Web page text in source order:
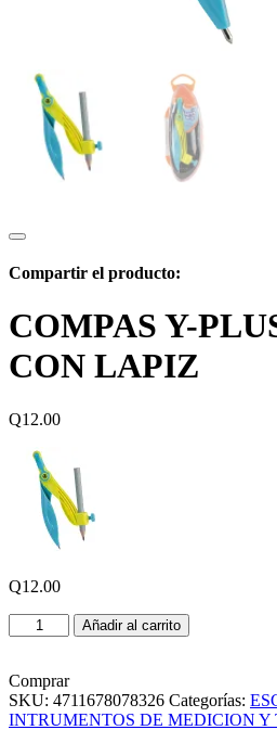
Compartir el producto:
COMPAS Y-
CON LAPIZ
Q12.00
Q12.00
COMPAS
Y-
PLASTICO
CON
LAPIZ
Añadir al carrito
Comprar
SKU: 4711678078326 Categorías:
INTRUMENTOS DE MEDICION Y